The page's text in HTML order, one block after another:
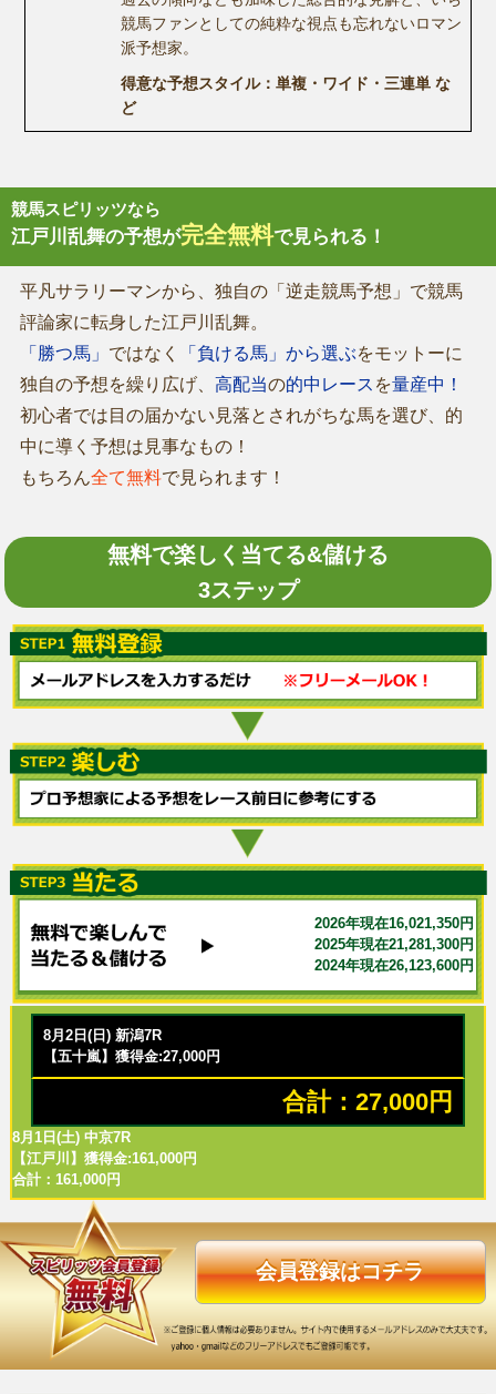
競馬ファンとしての純粋な視点も忘れないロマン
派予想家。
得意な予想スタイル：単複・ワイド・三連単 な
ど
競馬スピリッツなら
江戸川乱舞の予想が完全無料で見られる！
平凡サラリーマンから、独自の「逆走競馬予想」で競馬
評論家に転身した江戸川乱舞。
「勝つ馬」 ではなく 「負ける馬」から選ぶをモットーに
独自の予想を繰り広げ、 高配当の的中レース を量産中！
初心者では目の届かない見落とされがちな馬を選び、的
中に導く予想は見事なもの！
もちろん全て無料で見られます！
無料で楽しく当てる&儲ける
3ステップ
2026年現在16,021,350円
2025年現在21,281,300円
2024年現在26,123,600円
8月2日(日) 新潟7R
【五十嵐】獲得金:27,000円
合計：27,000円
8月1日(土) 中京7R
【江戸川】獲得金:161,000円
合計：161,000円
会員登録はコチラ